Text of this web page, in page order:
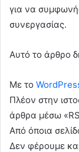
για να
συνεργασίας.
Αυτό το άρθρο
Με το
Πλέον στην
άρθρα μέσω
Από όποια
Δεν φέρουμε